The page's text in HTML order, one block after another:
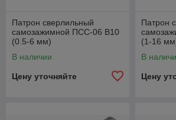
разных устройствах, включая ручные
настольные сверлильные станки и
: Качественные
высококачественный результат.
Патрон сверлильный
самозажимной ПСС-06 В10
(0.5-6 мм)
В наличии
Цену уточняйте
Патрон
(1-16
В
Цену